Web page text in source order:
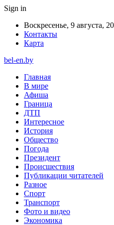
Sign in
Воскресенье, 9 августа,
Контакты
Карта
bel-en.by
Главная
В мире
Афиша
Граница
ДТП
Интересное
История
Общество
Погода
Президент
Происшествия
Публикации читателей
Разное
Спорт
Транспорт
Фото и видео
Экономика